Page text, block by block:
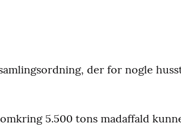
der for nogle
5.500 tons madaffald